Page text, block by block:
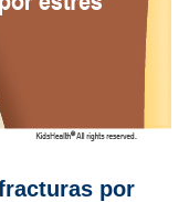
por